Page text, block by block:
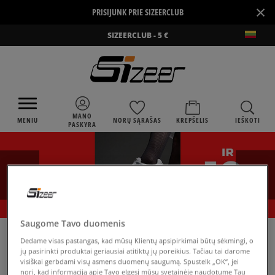
PRISIJUNK PRIE SIZEERCLUB ×
SIZEERCLUB - 5 €
MENIU
MANO
PASKYRA
NORŲ SĄRAŠAS KREPŠELIS IEŠKOTI
SIZEER PUMA BAO 3 BOOT INF
Saugome Tavo duomenis
Dedame visas pastangas, kad mūsų Klientų apsipirkimai būtų sėkmingi, o
jų pasirinkti produktai geriausiai atitiktų jų poreikius. Tačiau tai darome
visiškai gerbdami visų asmens duomenų saugumą. Spustelk „OK“, jei
nori, kad informaciją apie Tavo elgesį mūsų svetainėje naudotume Tau